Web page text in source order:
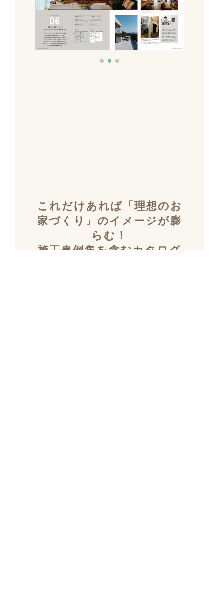
これだけあれば「理想のお
家づくり」のイメージが膨
らむ！
施工事例集を含むカタログ